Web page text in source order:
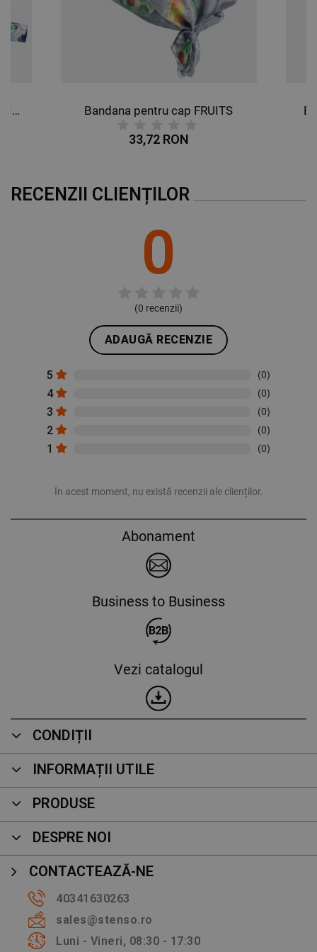
Bandana pentru cap BUTTERFLIES Bandana pentru cap FRUITS
33,72 RON
RECENZII CLIENȚILOR
0
(0 recenzii)
ADAUGĂ RECENZIE
5 (0)
4 (0)
3 (0)
2 (0)
1 (0)
În acest moment, nu există recenzii ale clienților.
Abonament
Business to Business
Vezi catalogul
CONDIȚII
INFORMAȚII UTILE
PRODUSE
DESPRE NOI
CONTACTEAZĂ-NE
40341630263
sales@stenso.ro
Luni - Vineri, 08:30 - 17:30